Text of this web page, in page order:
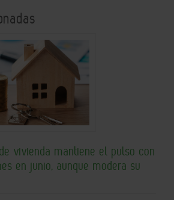
vivienda mantiene el pulso con
en junio, aunque modera su